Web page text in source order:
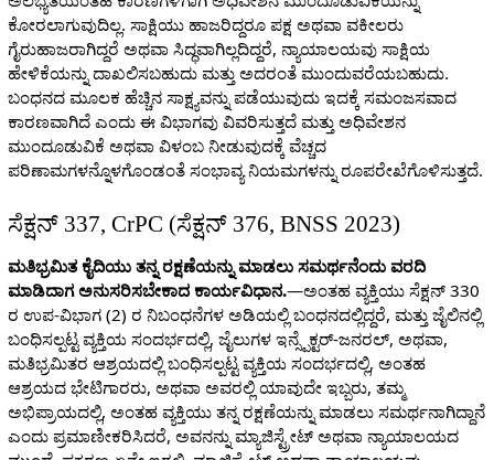
ಕೋರಲಾಗುವುದಿಲ್ಲ. ಸಾಕ್ಷಿಯು ಹಾಜರಿದ್ದರೂ ಪಕ್ಷ ಅಥವಾ ವಕೀಲರು
ಗೈರುಹಾಜರಾಗಿದ್ದರೆ ಅಥವಾ ಸಿದ್ಧವಾಗಿಲ್ಲದಿದ್ದರೆ, ನ್ಯಾಯಾಲಯವು ಸಾಕ್ಷಿಯ
ಹೇಳಿಕೆಯನ್ನು ದಾಖಲಿಸಬಹುದು ಮತ್ತು ಅದರಂತೆ ಮುಂದುವರೆಯಬಹುದು.
ಬಂಧನದ ಮೂಲಕ ಹೆಚ್ಚಿನ ಸಾಕ್ಷ್ಯವನ್ನು ಪಡೆಯುವುದು ಇದಕ್ಕೆ ಸಮಂಜಸವಾದ
ಕಾರಣವಾಗಿದೆ ಎಂದು ಈ ವಿಭಾಗವು ವಿವರಿಸುತ್ತದೆ ಮತ್ತು ಅಧಿವೇಶನ
ಮುಂದೂಡುವಿಕೆ ಅಥವಾ ವಿಳಂಬ ನೀಡುವುದಕ್ಕೆ ವೆಚ್ಚದ
ಪರಿಣಾಮಗಳನ್ನೊಳಗೊಂಡಂತೆ ಸಂಭಾವ್ಯ ನಿಯಮಗಳನ್ನು ರೂಪರೇಖೆಗೊಳಿಸುತ್ತದೆ.
ಸೆಕ್ಷನ್ 337, CrPC (ಸೆಕ್ಷನ್ 376, BNSS 2023)
ಮತಿಭ್ರಮಿತ ಕೈದಿಯು ತನ್ನ ರಕ್ಷಣೆಯನ್ನು ಮಾಡಲು ಸಮರ್ಥನೆಂದು ವರದಿ
ಮಾಡಿದಾಗ ಅನುಸರಿಸಬೇಕಾದ ಕಾರ್ಯವಿಧಾನ.—ಅಂತಹ ವ್ಯಕ್ತಿಯು ಸೆಕ್ಷನ್ 330
ರ ಉಪ-ವಿಭಾಗ (2) ರ ನಿಬಂಧನೆಗಳ ಅಡಿಯಲ್ಲಿ ಬಂಧನದಲ್ಲಿದ್ದರೆ, ಮತ್ತು ಜೈಲಿನಲ್ಲಿ
ಬಂಧಿಸಲ್ಪಟ್ಟ ವ್ಯಕ್ತಿಯ ಸಂದರ್ಭದಲ್ಲಿ, ಜೈಲುಗಳ ಇನ್ಸ್ಪೆಕ್ಟರ್-ಜನರಲ್, ಅಥವಾ,
ಮತಿಭ್ರಮಿತರ ಆಶ್ರಯದಲ್ಲಿ ಬಂಧಿಸಲ್ಪಟ್ಟ ವ್ಯಕ್ತಿಯ ಸಂದರ್ಭದಲ್ಲಿ, ಅಂತಹ
ಆಶ್ರಯದ ಭೇಟಿಗಾರರು, ಅಥವಾ ಅವರಲ್ಲಿ ಯಾವುದೇ ಇಬ್ಬರು, ತಮ್ಮ
ಅಭಿಪ್ರಾಯದಲ್ಲಿ, ಅಂತಹ ವ್ಯಕ್ತಿಯು ತನ್ನ ರಕ್ಷಣೆಯನ್ನು ಮಾಡಲು ಸಮರ್ಥನಾಗಿದ್ದಾನೆ
ಎಂದು ಪ್ರಮಾಣೀಕರಿಸಿದರೆ, ಅವನನ್ನು ಮ್ಯಾಜಿಸ್ಟ್ರೇಟ್ ಅಥವಾ ನ್ಯಾಯಾಲಯದ